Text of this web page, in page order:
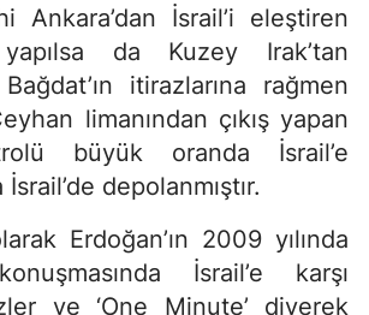
Ankara’dan İsrail’i eleştiren
yapılsa da Kuzey Irak’tan
itirazlarına rağmen
limanından çıkış yapan
büyük oranda İsrail’e
İsrail’de depolanmıştır.
Erdoğan’ın 2009 yılında
İsrail’e karşı
ve ‘One Minute’ diyerek